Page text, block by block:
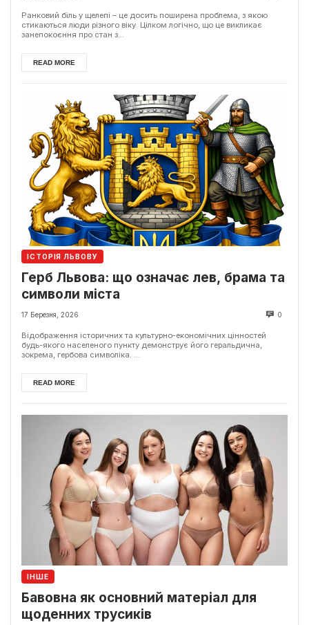
Ранковий біль у щелепі – це досить поширена проблема, з якою
стикаються люди різного віку. Цілком логічно, що це викликає
занепокоєння про стан з...
READ MORE
ІСТОРІЯ ЛЬВОВУ
Герб Львова: що означає лев, брама та
символи міста
17 Березня, 2026 0
Відображення історичних та культурно-економічних цінностей
будь-якого населеного пункту демонструє його геральдична,
зокрема, гербова символіка. ...
READ MORE
ІНШЕ
Бавовна як основний матеріал для
щоденних трусиків